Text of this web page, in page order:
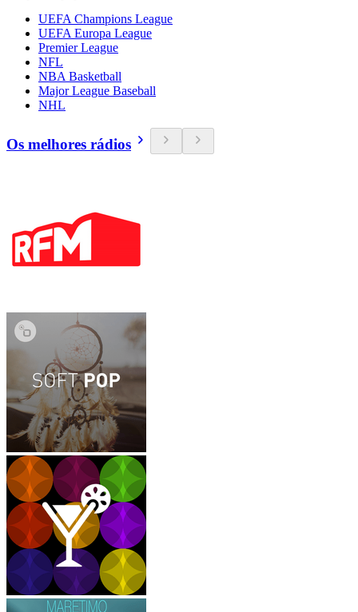
UEFA Champions League
UEFA Europa League
Premier League
NFL
NBA Basketball
Major League Baseball
NHL
Os melhores rádios